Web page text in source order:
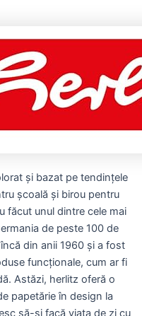
și bazat pe tendințele
școală și birou pentru
făcut unul dintre cele mai
de peste 100 de
din anii 1960 și a fost
funcționale, cum ar fi
Astăzi, herlitz oferă o
papetărie în design la
să-și facă viața de zi cu